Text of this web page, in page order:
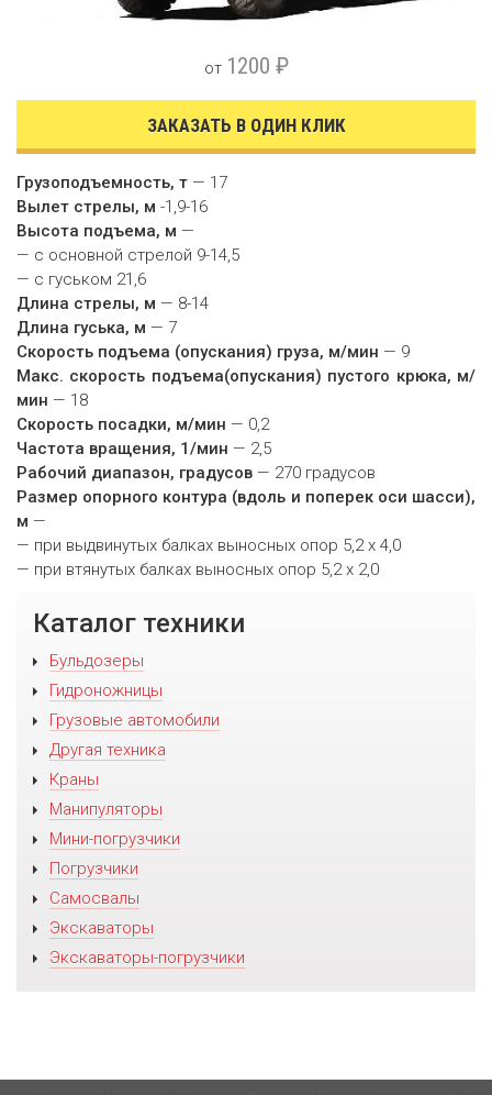
от 1200 ₽
ЗАКАЗАТЬ В ОДИН КЛИК
Грузоподъемность, т — 17
Вылет стрелы, м -1,9-16
Высота подъема, м —
— с основной стрелой 9-14,5
— с гуськом 21,6
Длина стрелы, м — 8-14
Длина гуська, м — 7
Скорость подъема (опускания) груза, м/мин — 9
Макс. скорость подъема(опускания) пустого крюка, м/
мин — 18
Скорость посадки, м/мин — 0,2
Частота вращения, 1/мин — 2,5
Рабочий диапазон, градусов — 270 градусов
Размер опорного контура (вдоль и поперек оси шасси),
м —
— при выдвинутых балках выносных опор 5,2 х 4,0
— при втянутых балках выносных опор 5,2 х 2,0
Каталог техники
Бульдозеры
Гидроножницы
Грузовые автомобили
Другая техника
Краны
Манипуляторы
Мини-погрузчики
Погрузчики
Самосвалы
Экскаваторы
Экскаваторы-погрузчики